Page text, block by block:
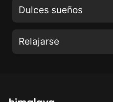
Dulces sueños
Relajarse